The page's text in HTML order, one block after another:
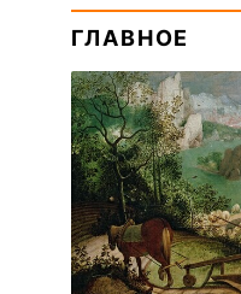
ГЛАВНОЕ